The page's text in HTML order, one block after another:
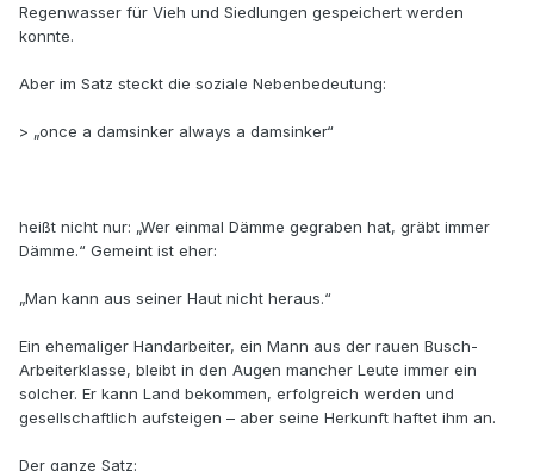
Regenwasser für Vieh und Siedlungen gespeichert werden
konnte.
Aber im Satz steckt die soziale Nebenbedeutung:
> „once a damsinker always a damsinker“
heißt nicht nur: „Wer einmal Dämme gegraben hat, gräbt immer
Dämme.“ Gemeint ist eher:
„Man kann aus seiner Haut nicht heraus.“
Ein ehemaliger Handarbeiter, ein Mann aus der rauen Busch-
Arbeiterklasse, bleibt in den Augen mancher Leute immer ein
solcher. Er kann Land bekommen, erfolgreich werden und
gesellschaftlich aufsteigen – aber seine Herkunft haftet ihm an.
Der ganze Satz: